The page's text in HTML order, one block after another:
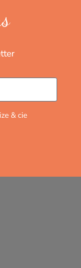
& cie